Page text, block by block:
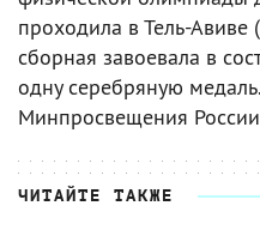
проходила в Тель-Авиве
сборная завоевала в
одну серебряную
Минпросвещения
ЧИТАЙТЕ ТАКЖЕ